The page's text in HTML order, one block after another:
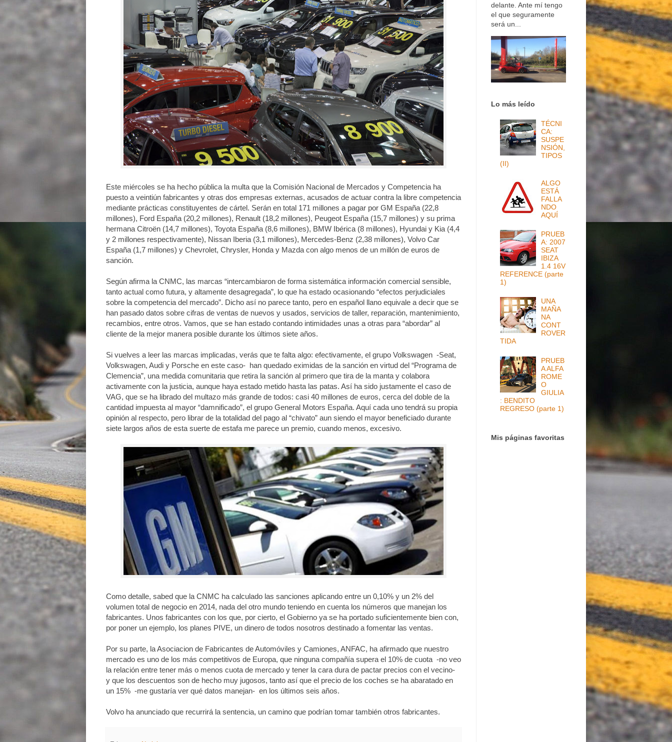
Este miércoles se ha hecho pública la multa que la Comisión Nacional de Mercados y Competencia ha
puesto a veintiún fabricantes y otras dos empresas externas, acusados de actuar contra la libre competencia
mediante prácticas constituyentes de cártel. Serán en total 171 millones a pagar por GM España (22,8
millones), Ford España (20,2 millones), Renault (18,2 millones), Peugeot España (15,7 millones) y su prima
hermana Citroën (14,7 millones), Toyota España (8,6 millones), BMW Ibérica (8 millones), Hyundai y Kia (4,4
y 2 millones respectivamente), Nissan Iberia (3,1 millones), Mercedes-Benz (2,38 millones), Volvo Car
España (1,7 millones) y Chevrolet, Chrysler, Honda y Mazda con algo menos de un millón de euros de
sanción.
Según afirma la CNMC, las marcas “intercambiaron de forma sistemática información comercial sensible,
tanto actual como futura, y altamente desagregada”, lo que ha estado ocasionando “efectos perjudiciales
sobre la competencia del mercado”. Dicho así no parece tanto, pero en español llano equivale a decir que se
han pasado datos sobre cifras de ventas de nuevos y usados, servicios de taller, reparación, mantenimiento,
recambios, entre otros. Vamos, que se han estado contando intimidades unas a otras para “abordar” al
cliente de la mejor manera posible durante los últimos siete años.
Si vuelves a leer las marcas implicadas, verás que te falta algo: efectivamente, el grupo Volkswagen -Seat,
Volkswagen, Audi y Porsche en este caso- han quedado eximidas de la sanción en virtud del “Programa de
Clemencia”, una medida comunitaria que retira la sanción al primero que tira de la manta y colabora
activamente con la justicia, aunque haya estado metido hasta las patas. Así ha sido justamente el caso de
VAG, que se ha librado del multazo más grande de todos: casi 40 millones de euros, cerca del doble de la
cantidad impuesta al mayor “damnificado”, el grupo General Motors España. Aquí cada uno tendrá su propia
opinión al respecto, pero librar de la totalidad del pago al “chivato” aun siendo el mayor beneficiado durante
siete largos años de esta suerte de estafa me parece un premio, cuando menos, excesivo.
Como detalle, sabed que la CNMC ha calculado las sanciones aplicando entre un 0,10% y un 2% del
volumen total de negocio en 2014, nada del otro mundo teniendo en cuenta los números que manejan los
fabricantes. Unos fabricantes con los que, por cierto, el Gobierno ya se ha portado suficientemente bien con,
por poner un ejemplo, los planes PIVE, un dinero de todos nosotros destinado a fomentar las ventas.
Por su parte, la Asociacion de Fabricantes de Automóviles y Camiones, ANFAC, ha afirmado que nuestro
mercado es uno de los más competitivos de Europa, que ninguna compañía supera el 10% de cuota -no veo
la relación entre tener más o menos cuota de mercado y tener la cara dura de pactar precios con el vecino-
y que los descuentos son de hecho muy jugosos, tanto así que el precio de los coches se ha abaratado en
un 15% -me gustaría ver qué datos manejan- en los últimos seis años.
Volvo ha anunciado que recurrirá la sentencia, un camino que podrían tomar también otros fabricantes.
delante. Ante mí tengo
el que seguramente
será un...
Lo más leído
TÉCNI
CA:
SUSPE
NSIÓN,
TIPOS
(II)
ALGO
ESTÁ
FALLA
NDO
AQUÍ
PRUEB
A: 2007
SEAT
IBIZA
1.4 16V
REFERENCE (parte
1)
UNA
MAÑA
NA
CONT
ROVER
TIDA
PRUEB
A ALFA
ROME
O
GIULIA
: BENDITO
REGRESO (parte 1)
Mis páginas favoritas